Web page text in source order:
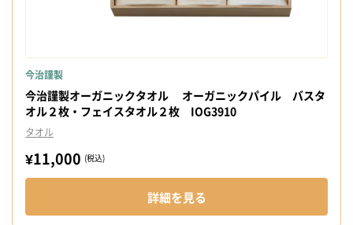
今治謹製
今治謹製オーガニックタオル オーガニックパイル バスタ
オル２枚・フェイスタオル２枚 IOG3910
タオル
¥11,000 (税込)
詳細を見る